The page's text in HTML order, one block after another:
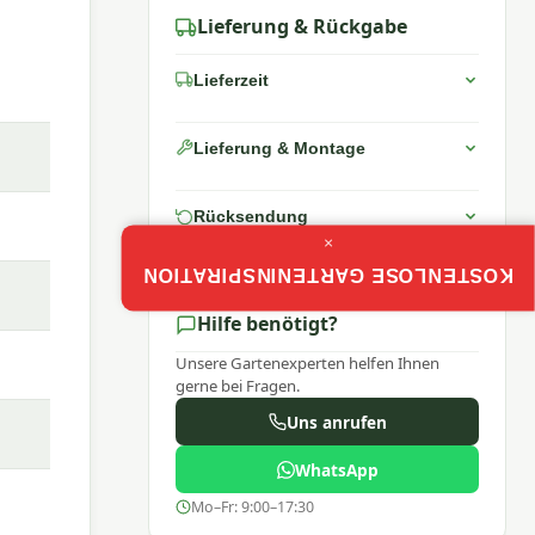
Lieferung & Rückgabe
Lieferzeit
Lieferung & Montage
Rücksendung
Hilfe benötigt?
Unsere Gartenexperten helfen Ihnen
gerne bei Fragen.
Uns anrufen
WhatsApp
Mo–Fr: 9:00–17:30
KOSTENLOSE GARTENINSPIRATION
×